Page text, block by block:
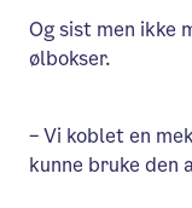
Og sist men ikke
ølbokser.
– Vi koblet en
kunne bruke den